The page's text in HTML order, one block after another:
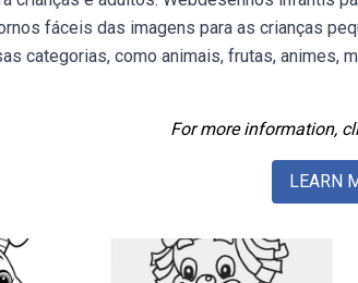
fáceis das imagens para as crianças
categorias, como animais, frutas, animes,
For more information,
LEARN